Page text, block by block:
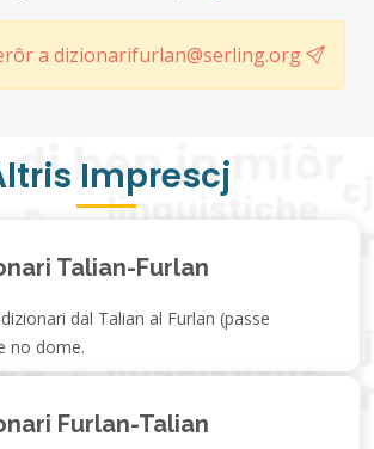
a dizionarifurlan@serling.org
Imprescj
Talian-Furlan
dal Talian al Furlan (passe
no dome.
Furlan-Talian